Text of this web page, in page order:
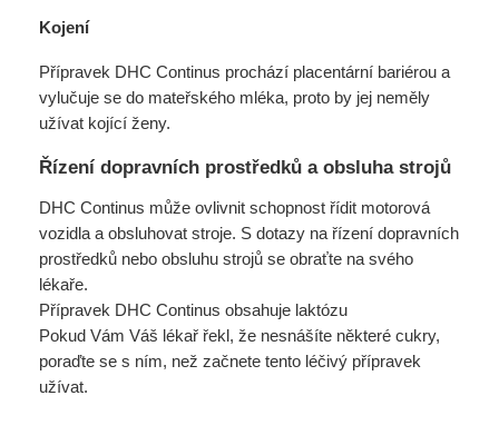
Kojení
Přípravek DHC Continus prochází placentární bariérou a
vylučuje se do mateřského mléka, proto by jej neměly
užívat kojící ženy.
Řízení dopravních prostředků a obsluha strojů
DHC Continus může ovlivnit schopnost řídit motorová
vozidla a obsluhovat stroje. S dotazy na řízení dopravních
prostředků nebo obsluhu strojů se obraťte na svého
lékaře.
Přípravek DHC Continus obsahuje laktózu
Pokud Vám Váš lékař řekl, že nesnášíte některé cukry,
poraďte se s ním, než začnete tento léčivý přípravek
užívat.